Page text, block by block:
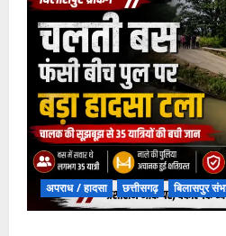
अपराध / हादसा छत्तीसगढ़ बिलासपुर